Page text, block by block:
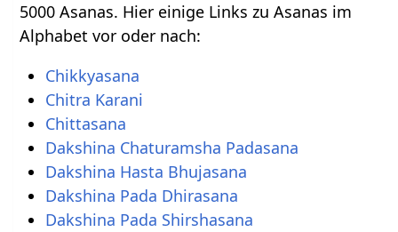
5000 Asanas. Hier einige Links zu Asanas im
Alphabet vor oder nach:
Chikkyasana
Chitra Karani
Chittasana
Dakshina Chaturamsha Padasana
Dakshina Hasta Bhujasana
Dakshina Pada Dhirasana
Dakshina Pada Shirshasana